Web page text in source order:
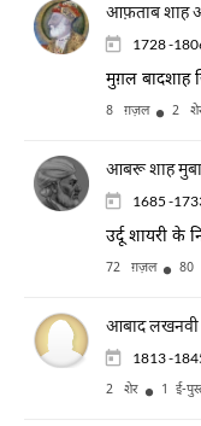
आफ़ताब शाह
1728 -
मुग़ल बादशाह
8 ग़ज़ल 2
आबरू शाह
1685 -
उर्दू शायरी के
72 ग़ज़ल 80
आबाद लखनवी
1813 -
2 शेर 1 ई-